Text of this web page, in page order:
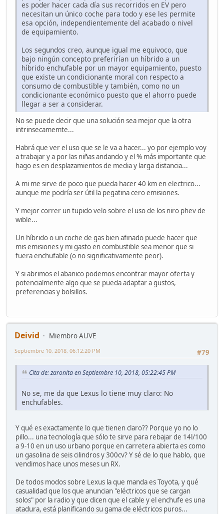
es poder hacer cada día sus recorridos en EV pero
necesitan un único coche para todo y ese les permite
esa opción, independientemente del acabado o nivel
de equipamiento.
Los segundos creo, aunque igual me equivoco, que
bajo ningún concepto preferirían un híbrido a un
híbrido enchufable por un mayor equipamiento, puesto
que existe un condicionante moral con respecto a
consumo de combustible y también, como no un
condicionante económico puesto que el ahorro puede
llegar a ser a considerar.
No se puede decir que una solución sea mejor que la otra
intrinsecamemte...
Habrá que ver el uso que se le va a hacer... yo por ejemplo voy
a trabajar y a por las niñas andando y el % más importante que
hago es en desplazamientos de media y larga distancia...
A mi me sirve de poco que pueda hacer 40 km en electrico...
aunque me podría ser útil la pegatina cero emisiones.
Y mejor correr un tupido velo sobre el uso de los niro phev de
wible...
Un híbrido o un coche de gas bien afinado puede hacer que
mis emisiones y mi gasto en combustible sea menor que si
fuera enchufable (o no significativamente peor).
Y si abrimos el abanico podemos encontrar mayor oferta y
potencialmente algo que se pueda adaptar a gustos,
preferencias y bolsillos.
Deivid
Miembro AUVE
#79
Septiembre 10, 2018, 06:12:20 PM
Cita de: zaronita en Septiembre 10, 2018, 05:22:45 PM
No se, me da que Lexus lo tiene muy claro: No
enchufables.
Y qué es exactamente lo que tienen claro?? Porque yo no lo
pillo... una tecnología que sólo te sirve para rebajar de 14l/100
a 9-10 en un uso urbano porque en carretera abierta es como
un gasolina de seis cilindros y 300cv? Y sé de lo que hablo, que
vendimos hace unos meses un RX.
De todos modos sobre Lexus la que manda es Toyota, y qué
casualidad que los que anuncian "eléctricos que se cargan
solos" por la radio y que dicen que el cable y el enchufe es una
atadura, está planificando su gama de eléctricos puros...